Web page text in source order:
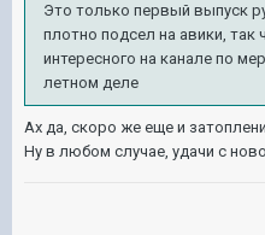
Это только первый выпуск
плотно подсел на авики, так
интересного на канале по
летном деле
Ах да, скоро же еще и
Ну в любом случае, удачи с